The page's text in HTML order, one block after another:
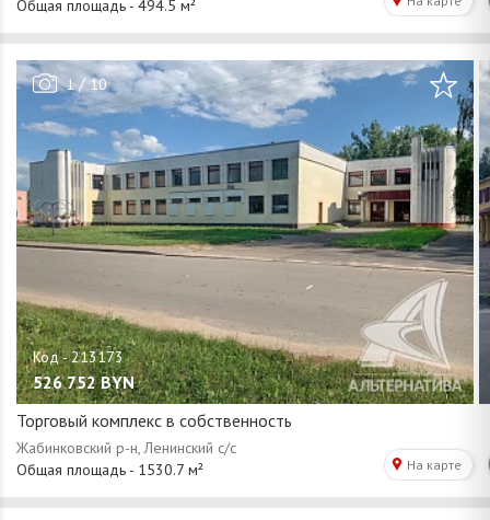
1/10
526 752 BYN
Торговый комплекс в собственность